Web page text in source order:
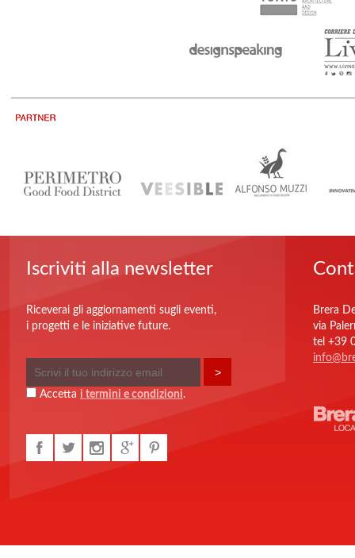
Iscriviti alla newsletter
Riceverai gli aggiornamenti sugli eventi,
i progetti e le iniziative future.
Accetta i termini e condizioni.
Brera
via
tel +39